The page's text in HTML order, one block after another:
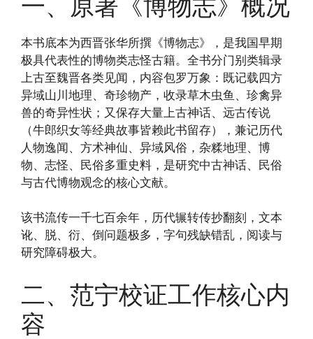
本书底本为西晋张华所撰《博物志》，是我国早期
极具代表性的博物类志怪古籍。全书分门别类辑录
上古至魏晋各类见闻，内容包罗万象：既记载四方
异域山川地理、奇珍物产，收录草木虫鱼、珍禽异
兽的奇异性状；又保存大量上古神话、远古传说
（牛郎织女等经典故事皆赖此书留存），兼记历代
人物逸闻、方术神仙、异域风俗，杂糅地理、博
物、志怪、民俗多重史料，是研究中古神话、民俗
与古代博物观念的核心文献。
该书流传一千七百余年，历代辗转传抄翻刻，文本
讹、脱、衍、倒问题极多，字句残缺错乱，阅读与
研究障碍极大。
二、范宁校证工作核心内
容